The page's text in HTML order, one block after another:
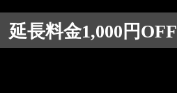
延長料金1,000円OFF